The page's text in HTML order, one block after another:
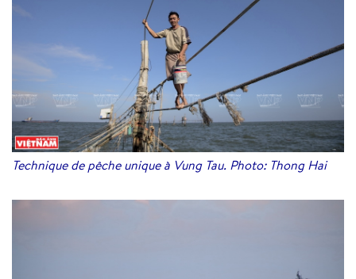
Technique de pêche unique à Vung Tau. Photo: Thong Hai